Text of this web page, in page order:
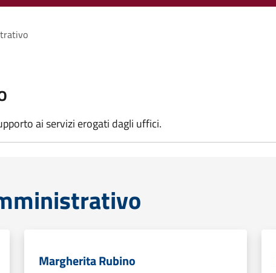
ai servizi erogati dagli uffici.
Margherita Rubino